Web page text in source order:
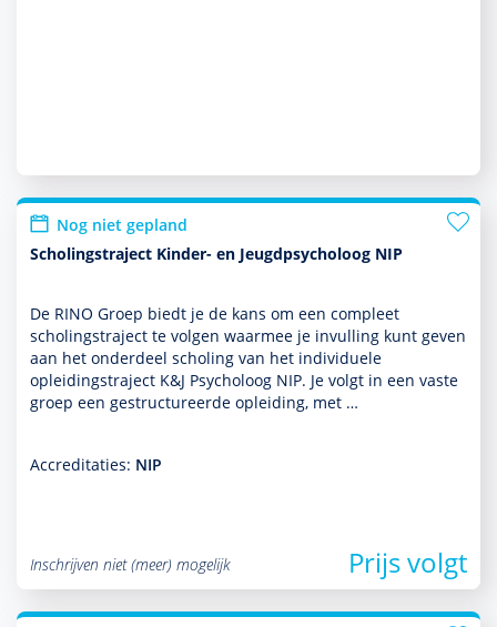
Nog niet gepland
Scholingstraject Kinder- en Jeugdpsycholoog NIP
De RINO Groep biedt je de kans om een compleet
scholingstraject te volgen waarmee je invulling kunt geven
aan het onder­deel scholing van het indivi­duele
opleidingstraject K&J Psycholoog NIP. Je volgt in een vaste
groep een gestructureerde opleiding, met …
Accreditaties: NIP
Inschrijven niet (meer) mogelijk Prijs volgt